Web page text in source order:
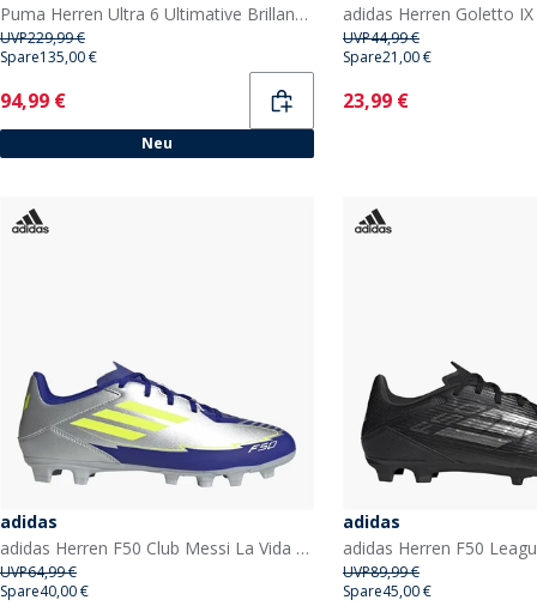
Puma Herren Ultra 6 Ultimative Brillanz FG Fester Boden Fußballschuhe Puma White
UVP229,99 €
Spare135,00 €
Current
94,99 €
Neu
UVP44,99 €
Spare21,00 €
Current
23,99 €
adidas
adidas Herren F50 Club Messi La Vida Rapida Pack FG/MG feste/multilochige Fußballschuhe Silver Metallic/Solar Yellow/Lucid Blue
UVP64,99 €
Spare40,00 €
adidas
UVP89,99 €
Spare45,00 €